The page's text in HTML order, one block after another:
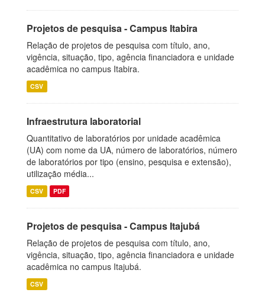
Projetos de pesquisa - Campus Itabira
Relação de projetos de pesquisa com título, ano,
vigência, situação, tipo, agência financiadora e unidade
acadêmica no campus Itabira.
CSV
Infraestrutura laboratorial
Quantitativo de laboratórios por unidade acadêmica
(UA) com nome da UA, número de laboratórios, número
de laboratórios por tipo (ensino, pesquisa e extensão),
utilização média...
CSV PDF
Projetos de pesquisa - Campus Itajubá
Relação de projetos de pesquisa com título, ano,
vigência, situação, tipo, agência financiadora e unidade
acadêmica no campus Itajubá.
CSV